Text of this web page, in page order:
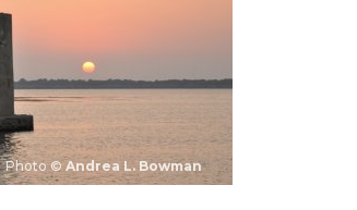
Photo © Andrea L. Bowman